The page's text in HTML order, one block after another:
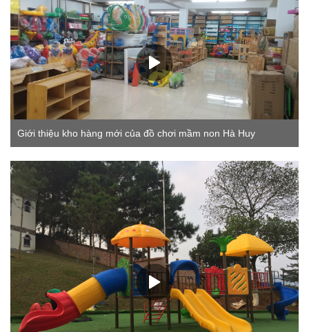
Giới thiệu kho hàng mới của đồ chơi mầm non Hà Huy